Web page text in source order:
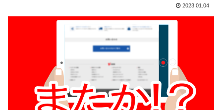
2023.01.04